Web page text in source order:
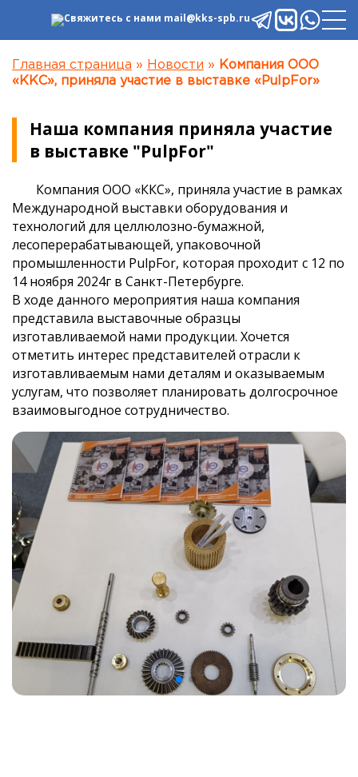
mail@kks-spb.ru
Главная страница » Новости » Компания ООО
«ККС», приняла участие в выставке «PulpFor»
Наша компания приняла участие
в выставке "PulpFor"
Компания ООО «ККС», приняла участие в рамках
Международной выставки оборудования и
технологий для целлюлозно-бумажной,
лесоперерабатывающей, упаковочной
промышленности PulpFor, которая проходит с 12 по
14 ноября 2024г в Санкт-Петербурге.
В ходе данного мероприятия наша компания
представила выставочные образцы
изготавливаемой нами продукции. Хочется
отметить интерес представителей отрасли к
изготавливаемым нами деталям и оказываемым
услугам, что позволяет планировать долгосрочное
взаимовыгодное сотрудничество.